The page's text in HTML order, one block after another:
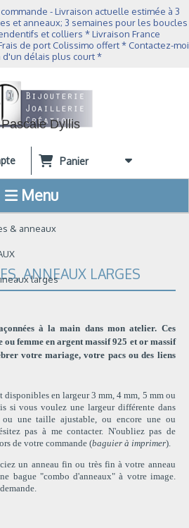
- Livraison actuelle estimée à 3
et anneaux; 3 semaines pour les boucles
et colliers * Livraison France
de port Colissimo offert * Contactez-moi
d'un délais plus court *
Dyllis
Panier
Menu
& anneaux
larges
ANNEAUX LARGES
à la main dans mon atelier. Ces
ou femme en argent massif 925 et or massif
votre mariage, votre pacs ou des liens
disponibles en largeur 3 mm, 4 mm, 5 mm ou
si vous voulez une largeur différente dans
une taille ajustable, ou encore une ou
pas à me contacter. N'oubliez pas de
de votre commande (baguier à imprimer).
un anneau fin ou très fin à votre anneau
bague "combo d'anneaux" à votre image.